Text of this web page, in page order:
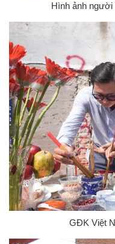
Hình ảnh người
GĐK Việt